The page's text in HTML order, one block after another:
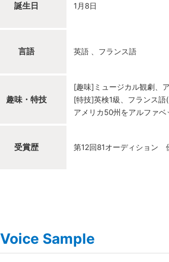
誕生日 1月8日
言語 英語 フランス語
趣味・特技
[趣味]ミュージカル観劇、
[特技]英検1級、フランス語
アメリカ50州をアルファベ
受賞歴 第12回81オーディション
Voice Sample